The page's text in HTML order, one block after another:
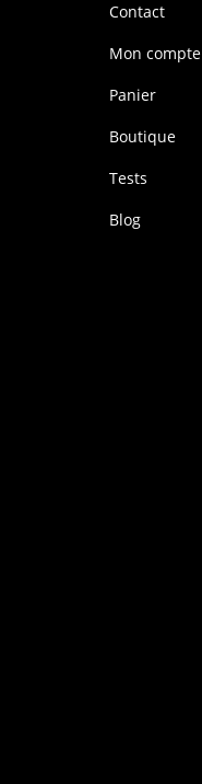
Contact
Mon compte
Panier
Boutique
Tests
Blog